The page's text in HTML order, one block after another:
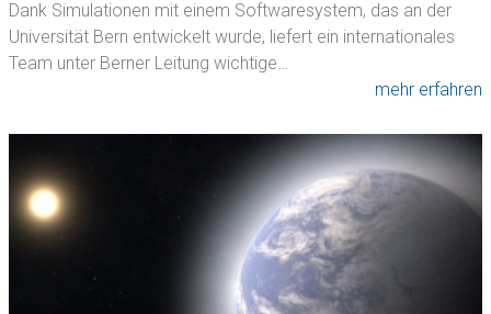
Dank Simulationen mit einem Softwaresystem, das an der
Universität Bern entwickelt wurde, liefert ein internationales
Team unter Berner Leitung wichtige…
mehr erfahren